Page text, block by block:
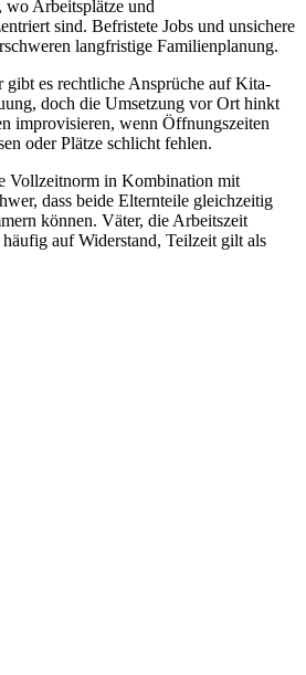
wo Arbeitsplätze und
sind. Befristete Jobs und unsichere
langfristige Familienplanung.
gibt es rechtliche Ansprüche auf Kita-
doch die Umsetzung vor Ort hinkt
improvisieren, wenn Öffnungszeiten
oder Plätze schlicht fehlen.
Vollzeitnorm in Kombination mit
dass beide Elternteile gleichzeitig
können. Väter, die Arbeitszeit
auf Widerstand, Teilzeit gilt als